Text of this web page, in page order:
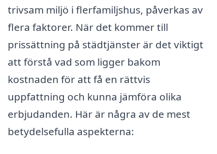
trivsam miljö i flerfamiljshus, påverkas av
flera faktorer. När det kommer till
prissättning på städtjänster är det viktigt
att förstå vad som ligger bakom
kostnaden för att få en rättvis
uppfattning och kunna jämföra olika
erbjudanden. Här är några av de mest
betydelsefulla aspekterna: